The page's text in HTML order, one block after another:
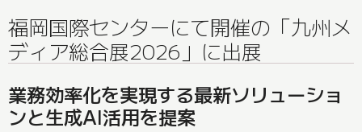
福岡国際センターにて開催の「九州メ
ディア総合展2026」に出展
業務効率化を実現する最新ソリューショ
ンと生成AI活用を提案